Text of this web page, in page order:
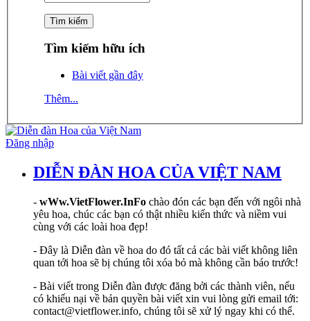
Tìm kiếm hữu ích
Bài viết gần đây
Thêm...
Đăng nhập
DIỄN ĐÀN HOA CỦA VIỆT NAM
- wWw.VietFlower.InFo chào đón các bạn đến với ngôi nhà
yêu hoa, chúc các bạn có thật nhiều kiến thức và niềm vui
cùng với các loài hoa đẹp!
- Đây là Diễn đàn về hoa do đó tất cả các bài viết không liên
quan tới hoa sẽ bị chúng tôi xóa bỏ mà không cần báo trước!
- Bài viết trong Diễn đàn được đăng bởi các thành viên, nếu
có khiếu nại về bản quyền bài viết xin vui lòng gửi email tới:
contact@vietflower.info, chúng tôi sẽ xử lý ngay khi có thể.